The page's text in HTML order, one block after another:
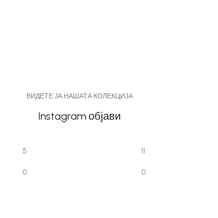
ВИДЕТЕ ЈА НАШАТА КОЛЕКЦИЈА
Instagram објави
5
0
11
0